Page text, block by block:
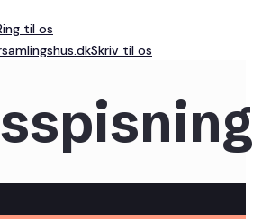
til os
Skriv til os